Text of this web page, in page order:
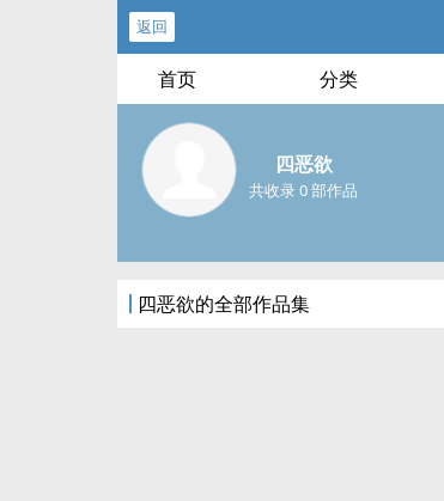
返回
首页 分类
四恶欲
共收录 0 部作品
四恶欲的全部作品集